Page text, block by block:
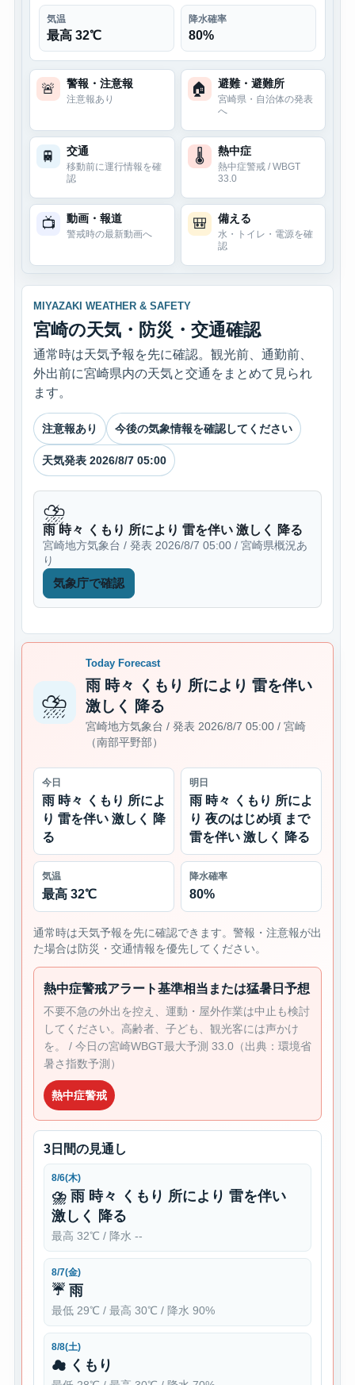
気温
最高 32℃
降水確率
80%
🚨 警報・注意報
注意報あり
🏠 避難・避難所
宮崎県・自治体の発表
へ
🚆 交通
移動前に運行情報を確
認
🌡 熱中症
熱中症警戒 / WBGT
33.0
📺 動画・報道
警戒時の最新動画へ
🎒 備える
水・トイレ・電源を確
認
MIYAZAKI WEATHER & SAFETY
宮崎の天気・防災・交通確認
通常時は天気予報を先に確認。観光前、通勤前、
外出前に宮崎県内の天気と交通をまとめて見られ
ます。
注意報あり 今後の気象情報を確認してください
天気発表 2026/8/7 05:00
⛈
雨 時々 くもり 所により 雷を伴い 激しく 降る
宮崎地方気象台 / 発表 2026/8/7 05:00 / 宮崎県概況あ
り
気象庁で確認
⛈
Today Forecast
雨 時々 くもり 所により 雷を伴い
激しく 降る
宮崎地方気象台 / 発表 2026/8/7 05:00 / 宮崎
（南部平野部）
今日
雨 時々 くもり 所によ
り 雷を伴い 激しく 降
る
明日
雨 時々 くもり 所によ
り 夜のはじめ頃 まで
雷を伴い 激しく 降る
気温
最高 32℃
降水確率
80%
通常時は天気予報を先に確認できます。警報・注意報が出
た場合は防災・交通情報を優先してください。
熱中症警戒アラート基準相当または猛暑日予想
不要不急の外出を控え、運動・屋外作業は中止も検討
してください。高齢者、子ども、観光客には声かけ
を。 / 今日の宮崎WBGT最大予測 33.0（出典：環境省
暑さ指数予測）
熱中症警戒
3日間の見通し
8/6(木)
⛈ 雨 時々 くもり 所により 雷を伴い
激しく 降る
最高 32℃ / 降水 --
8/7(金)
☔ 雨
最低 29℃ / 最高 30℃ / 降水 90%
8/8(土)
☁ くもり